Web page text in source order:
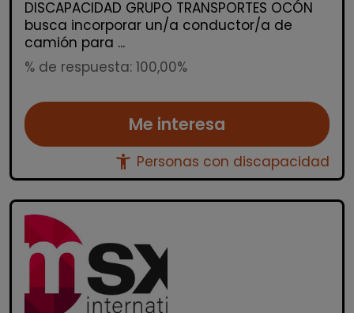
DISCAPACIDAD GRUPO TRANSPORTES OCÓN
busca incorporar un/a conductor/a de
camión para ...
% de respuesta: 100,00%
Me interesa
accessibility_new Personas con discapacidad